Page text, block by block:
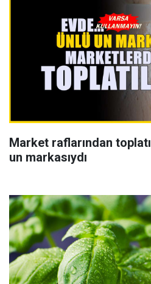
Market raflarından
un markasıydı